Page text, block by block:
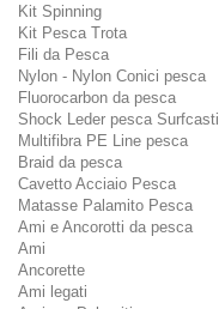
Kit Spinning
Kit Pesca Trota
Fili da Pesca
Nylon - Nylon Conici pesca
Fluorocarbon da pesca
Shock Leder pesca
Multifibra PE Line pesca
Braid da pesca
Cavetto Acciaio Pesca
Matasse Palamito Pesca
Ami e Ancorotti da pesca
Ami
Ancorette
Ami legati